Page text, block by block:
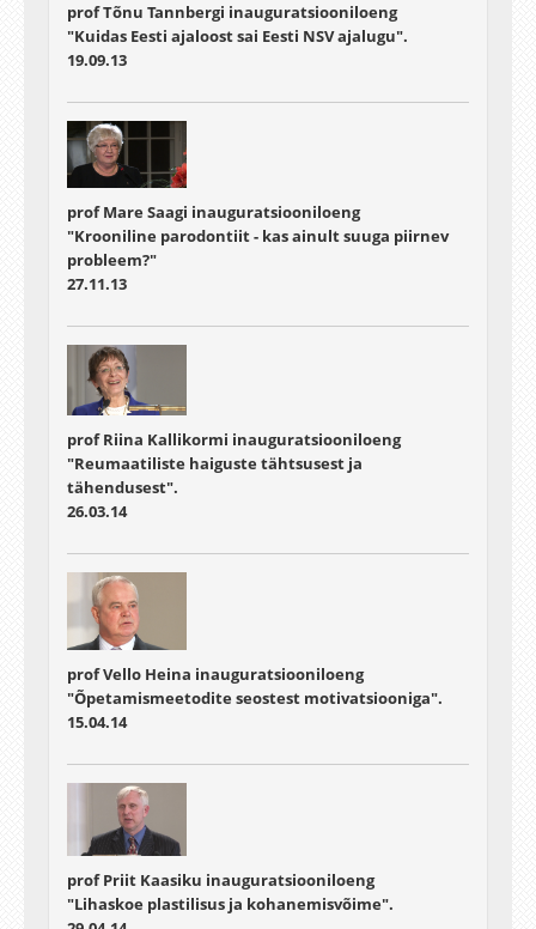
prof Tõnu Tannbergi inauguratsiooniloeng
"Kuidas Eesti ajaloost sai Eesti NSV ajalugu".
19.09.13
prof Mare Saagi inauguratsiooniloeng
"Krooniline parodontiit - kas ainult suuga piirnev
probleem?"
27.11.13
prof Riina Kallikormi inauguratsiooniloeng
"Reumaatiliste haiguste tähtsusest ja
tähendusest".
26.03.14
prof Vello Heina inauguratsiooniloeng
"Õpetamismeetodite seostest motivatsiooniga".
15.04.14
prof Priit Kaasiku inauguratsiooniloeng
"Lihaskoe plastilisus ja kohanemisvõime".